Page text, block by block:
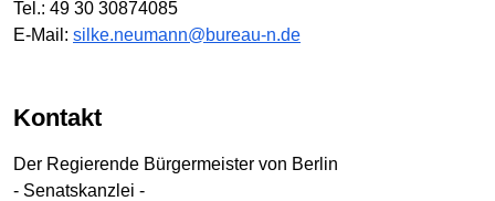
Tel.: 49 30 30874085
E-Mail: silke.neumann@bureau-n.de
Kontakt
Der Regierende Bürgermeister von Berlin
- Senatskanzlei -